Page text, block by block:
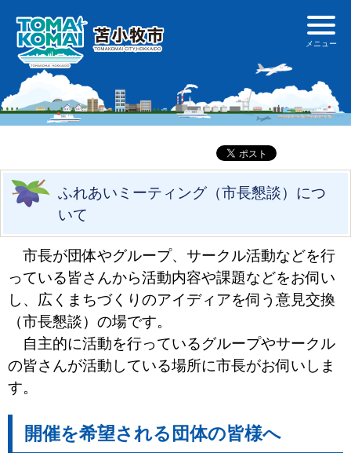
ふれあいミーティング（市長懇談）につ
いて
市長が団体やグループ、サークル活動などを行
っている皆さんから活動内容や課題などをお伺い
し、広くまちづくりのアイディアを伺う意見交換
（市長懇談）の場です。
自主的に活動を行っているグループやサークル
の皆さんが活動している場所に市長がお伺いしま
す。
開催を希望される団体の皆様へ